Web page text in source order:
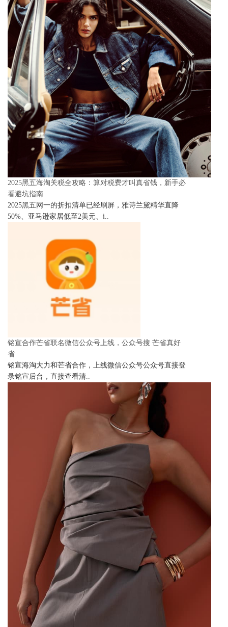
2025黑五海淘关税全攻略：算对税费才叫真省钱，新手必
看避坑指南
2025黑五网一的折扣清单已经刷屏，雅诗兰黛精华直降
50%、亚马逊家居低至2美元、i..
铭宣合作芒省联名微信公众号上线，公众号搜 芒省真好
省
铭宣海淘大力和芒省合作，上线微信公众号公众号直接登
录铭宣后台，直接查看清..